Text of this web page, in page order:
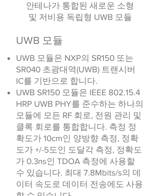
안테나가 통합된 새로운 소형
및 저비용 독립형 UWB 모듈
UWB 모듈
UWB 모듈은 NXP의 SR150 또는
SR040 초광대역(UWB) 트랜시버
IC를 기반으로 합니다.
UWB SR150 모듈은 IEEE 802.15.4
HRP UWB PHY를 준수하는 하나의
모듈에 모든 RF 회로, 전원 관리 및
클록 회로를 통합합니다. 측정 정
확도가 10cm인 양방향 측정, 정확
도가 +/-5도인 도달각 측정, 정확도
가 0.3ns인 TDOA 측정에 사용할
수 있습니다. 최대 7.8Mbits/s의 데
이터 속도로 데이터 전송에도 사용